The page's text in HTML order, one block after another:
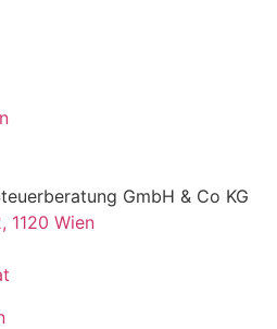
GmbH & Co KG
1120 Wien